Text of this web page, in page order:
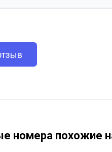
номера похожие